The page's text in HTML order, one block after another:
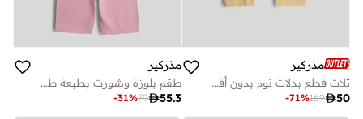
مذركير
ثلاث قطع بدلات نوم بدون أقدام للرضع
50
169
-71%
مذركير
طقم بلوزة وشورت بطبعة طيور
55.3
79
-31%